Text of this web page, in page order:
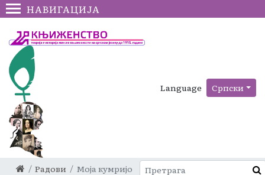
НАВИГАЦИЈА
Language Српски
Радови Моја кумријо